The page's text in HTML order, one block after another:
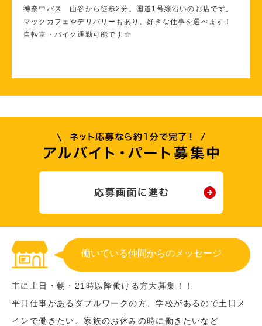
神奈中バス 山谷から徒歩2分。国道1号線沿いのお店です。
マックカフェやデリバリーもあり、好きな仕事を選べます！
自転車・バイク通勤可能です☆
働いている仲間からのメッセージ
主に土日・朝・21時以降働ける方大募集！！
平日仕事があるダブルワークの方、学校があるので土日メ
インで働きたい、家族のお休みの時に働きたいなど